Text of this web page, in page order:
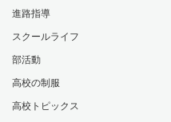
進路指導
スクールライフ
部活動
高校の制服
高校トピックス